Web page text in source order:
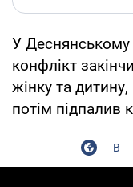
У Деснянському
конфлікт
жінку та
потім підпалив